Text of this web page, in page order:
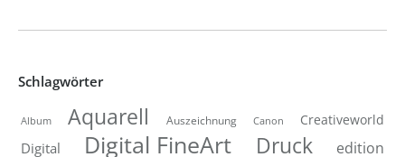
Schlagwörter
Album Aquarell Auszeichnung Canon Creativeworld
Digital Digital FineArt Druck edition